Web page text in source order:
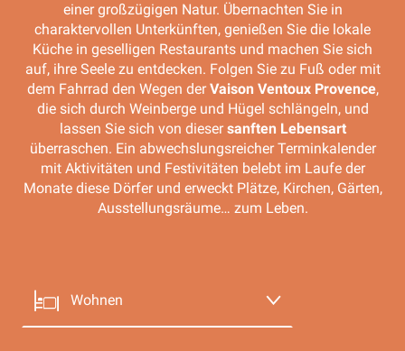
einer großzügigen Natur. Übernachten Sie in
charaktervollen Unterkünften, genießen Sie die lokale
Küche in geselligen Restaurants und machen Sie sich
auf, ihre Seele zu entdecken. Folgen Sie zu Fuß oder mit
dem Fahrrad den Wegen derVaison Ventoux Provence,
die sich durch Weinberge und Hügel schlängeln, und
lassen Sie sich von diesersanften Lebensart
überraschen. Ein abwechslungsreicher Terminkalender
mit Aktivitäten und Festivitäten belebt im Laufe der
Monate diese Dörfer und erweckt Plätze, Kirchen, Gärten,
Ausstellungsräume… zum Leben.
Wohnen